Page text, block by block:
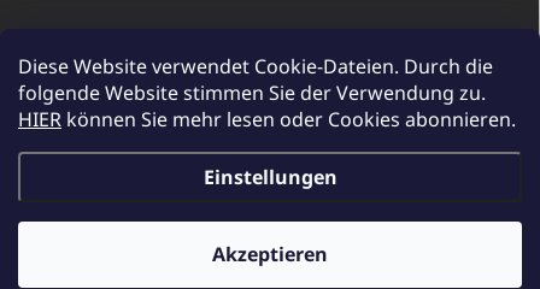
Diese Website verwendet Cookie-Dateien. Durch die
folgende Website stimmen Sie der Verwendung zu.
HIER können Sie mehr lesen oder Cookies abonnieren.
Einstellungen
Akzeptieren
UNICATO.sk UNICATOshop.cz UNICATO.at UNICATO.hu
UNICATOshop.pl
Copyright 2026UNICATOshop.de. Alle Rechte vorbehalten.Cookie-
Einstellungen ändern
Zusätzliche Rabatte für Großhandelskunden (bei einer